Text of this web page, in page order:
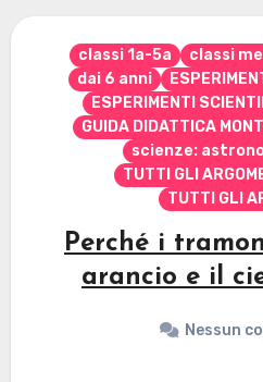
classi 1a-5a classi
dai 6 anni
ESPERIMENTI
GUIDA DIDATTICA
scienze:
TUTTI GLI
TUTTI GLI
Perché i
arancio e il
Nessun